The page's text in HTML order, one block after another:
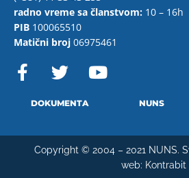
radno vreme sa članstvom: 10 – 16h
PIB 100065510
Matični broj 06975461
F
a
o
w
t
e
r
o
b
e
DOKUMENTA NUNS
Copyright © 2004 – 2021 NUNS.
web: Kontrabit